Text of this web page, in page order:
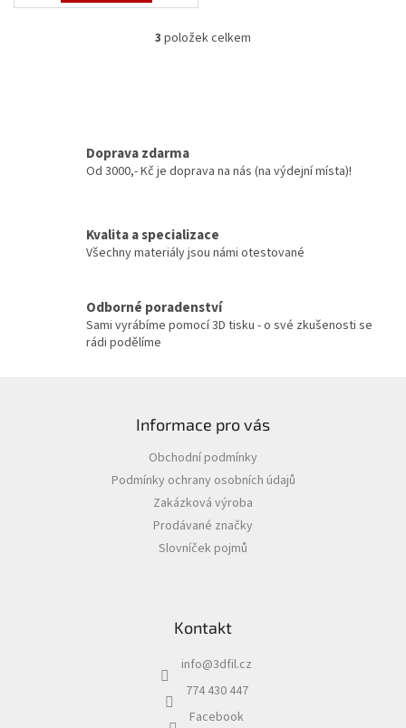
O
í
k
y
p
i
3 položek celkem
Doprava zdarma
Od 3000,- Kč je doprava na nás (na výdejní místa)!
Kvalita a specializace
Všechny materiály jsou námi otestované
Odborné poradenství
Sami vyrábíme pomocí 3D tisku - o své zkušenosti se
rádi podělíme
Informace pro vás
Obchodní podmínky
Podmínky ochrany osobních údajů
Zakázková výroba
Prodávané značky
Slovníček pojmů
Kontakt
info@3dfil.cz
774 430 447
Facebook